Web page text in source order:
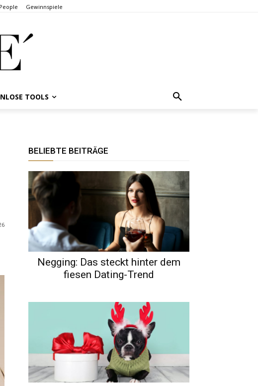
People Gewinnspiele
TOOLS
BELIEBTE BEITRÄGE
Negging: Das steckt hinter dem
fiesen Dating-Trend